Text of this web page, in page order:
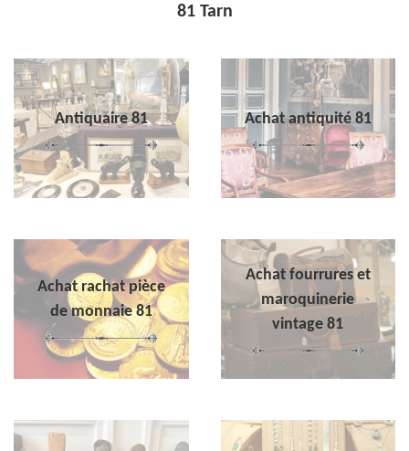
81 Tarn
Antiquaire 81 Achat antiquité 81
Achat rachat pièce
de monnaie 81
Achat fourrures et
maroquinerie
vintage 81